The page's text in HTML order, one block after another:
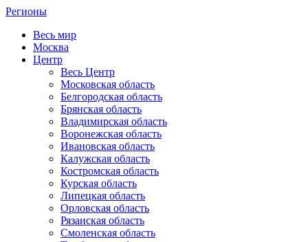
Регионы
Весь мир
Москва
Центр
Весь Центр
Московская область
Белгородская область
Брянская область
Владимирская область
Воронежская область
Ивановская область
Калужская область
Костромская область
Курская область
Липецкая область
Орловская область
Рязанская область
Смоленская область